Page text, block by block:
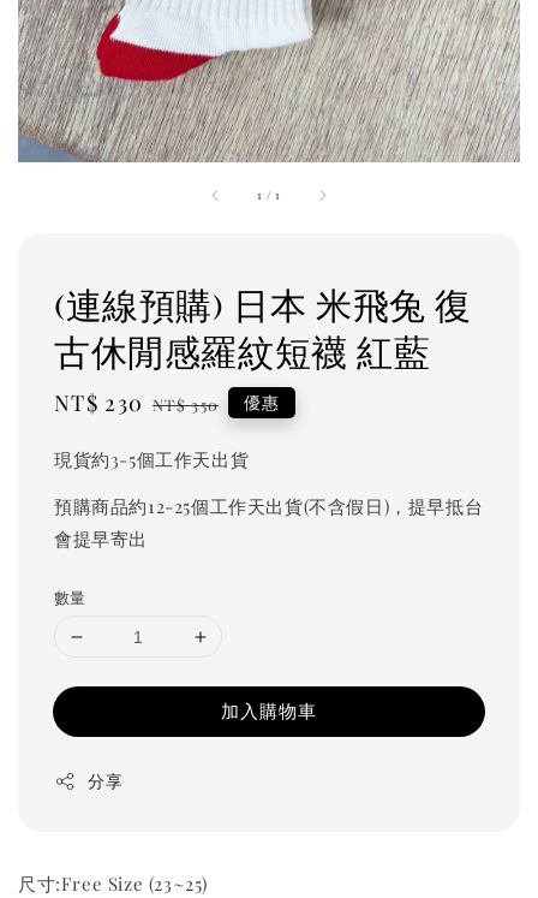
1 /1
(連線預購) 日本 米飛兔 復
古休閒感羅紋短襪 紅藍
Sale
NT$ 230 Regular
NT$ 350 優惠
現貨約3-5個工作天出貨
預購商品約12-25個工作天出貨(不含假日)，提早抵台
會提早寄出
數量
加入購物車
分享
尺寸:Free Size (23~25)